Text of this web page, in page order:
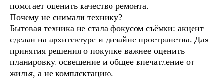
помогает оценить качество ремонта.
Почему не снимали технику?
Бытовая техника не стала фокусом съёмки: акцент
сделан на архитектуре и дизайне пространства. Для
принятия решения о покупке важнее оценить
планировку, освещение и общее впечатление от
жилья, а не комплектацию.